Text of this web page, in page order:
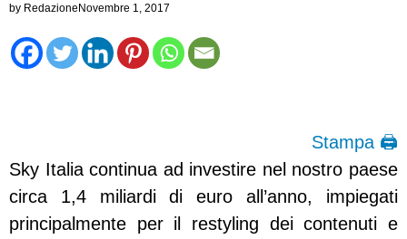
by RedazioneNovembre 1, 2017
Stampa 🖨
Sky Italia continua ad investire nel nostro paese
circa 1,4 miliardi di euro all’anno, impiegati
principalmente per il restyling dei contenuti e